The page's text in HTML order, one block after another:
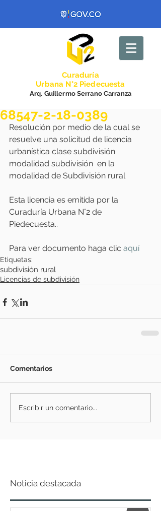
Curaduría
Urbana N°2 Piedecuesta
Arq. Guillermo Serrano Carranza
68547-2-18-0389
Resolución por medio de la cual se
resuelve una solicitud de licencia
urbanística clase subdivisión
modalidad subdivisión  en la
modalidad de Subdivisión rural
Esta licencia es emitida por la
Curaduría Urbana N°2 de
Piedecuesta..
Para ver documento haga clic aquí
Etiquetas:
subdivisión rural
Licencias de subdivisión
Comentarios
Escribir un comentario...
Noticia destacada